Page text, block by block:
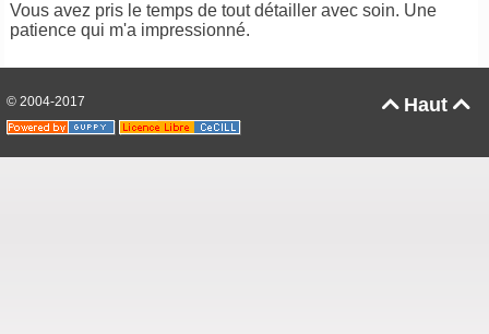
Vous avez pris le temps de tout détailler avec soin. Une
patience qui m'a impressionné.
Haut 
© 2004-2017